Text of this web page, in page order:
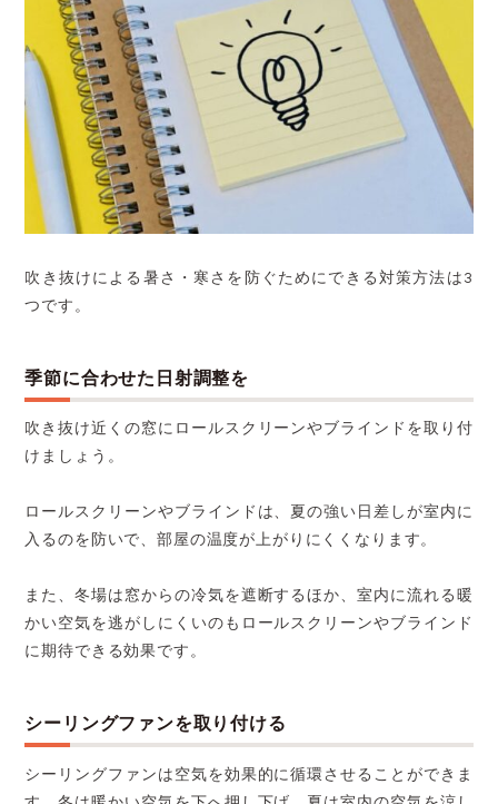
吹き抜けによる暑さ・寒さを防ぐためにできる対策方法は3
つです。
季節に合わせた日射調整を
吹き抜け近くの窓にロールスクリーンやブラインドを取り付
けましょう。
ロールスクリーンやブラインドは、夏の強い日差しが室内に
入るのを防いで、部屋の温度が上がりにくくなります。
また、冬場は窓からの冷気を遮断するほか、室内に流れる暖
かい空気を逃がしにくいのもロールスクリーンやブラインド
に期待できる効果です。
シーリングファンを取り付ける
シーリングファンは空気を効果的に循環させることができま